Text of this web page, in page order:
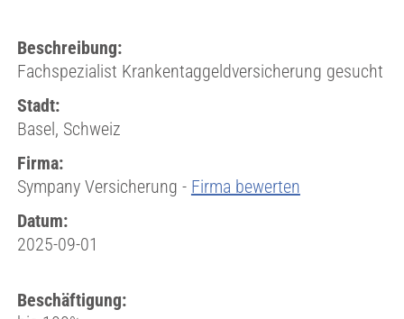
Beschreibung:
Fachspezialist Krankentaggeldversicherung gesucht
Stadt:
Basel, Schweiz
Firma:
Sympany Versicherung - Firma bewerten
Datum:
2025-09-01
Beschäftigung: